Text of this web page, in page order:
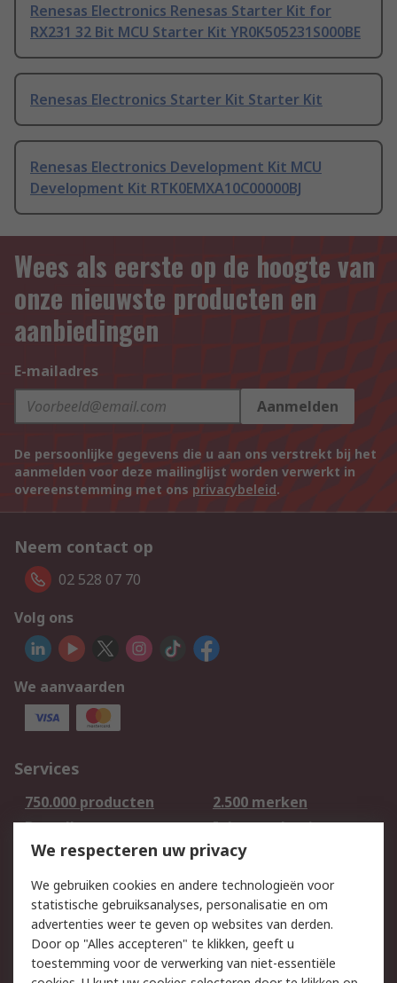
Renesas Electronics Renesas Starter Kit for
RX231 32 Bit MCU Starter Kit YR0K505231S000BE
Renesas Electronics Starter Kit Starter Kit
Renesas Electronics Development Kit MCU
Development Kit RTK0EMXA10C00000BJ
Wees als eerste op de hoogte van
onze nieuwste producten en
aanbiedingen
E-mailadres
Aanmelden
De persoonlijke gegevens die u aan ons verstrekt bij het
aanmelden voor deze mailinglijst worden verwerkt in
overeenstemming met ons privacybeleid.
Neem contact op
02 528 07 70
Volg ons
We aanvaarden
Services
750.000 producten
2.500 merken
Bestellen
Inkoopoplossingen
Retouren
Technisch advies
Track & Trace
Wettelijk
Cookiebeleid
Email veiligheid
We respecteren uw privacy
We gebruiken cookies en andere technologieën voor
statistische gebruiksanalyses, personalisatie en om
advertenties weer te geven op websites van derden.
Door op "Alles accepteren" te klikken, geeft u
toestemming voor de verwerking van niet-essentiële